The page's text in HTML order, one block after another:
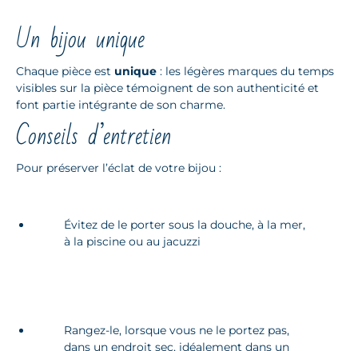
Un bijou unique
Chaque pièce est unique : les légères marques du temps
visibles sur la pièce témoignent de son authenticité et
font partie intégrante de son charme.
Conseils d’entretien
Pour préserver l’éclat de votre bijou :
Évitez de le porter sous la douche, à la mer,
à la piscine ou au jacuzzi
Rangez-le, lorsque vous ne le portez pas,
dans un endroit sec, idéalement dans un